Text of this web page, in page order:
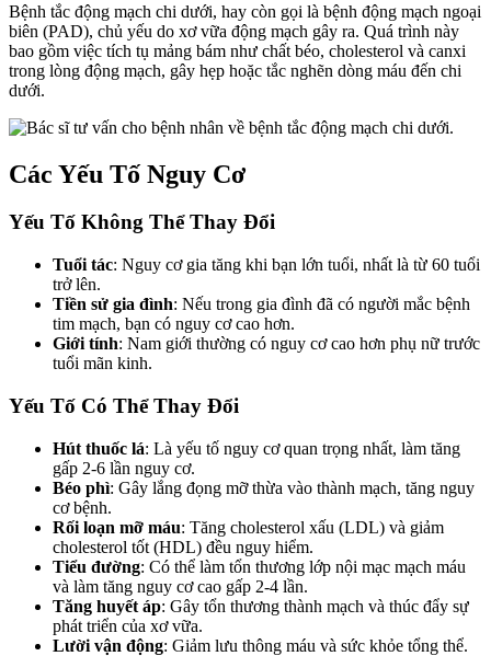
Bệnh tắc động mạch chi dưới, hay còn gọi là bệnh động mạch ngoại
biên (PAD), chủ yếu do xơ vữa động mạch gây ra. Quá trình này
bao gồm việc tích tụ mảng bám như chất béo, cholesterol và canxi
trong lòng động mạch, gây hẹp hoặc tắc nghẽn dòng máu đến chi
dưới.
Các Yếu Tố Nguy Cơ
Yếu Tố Không Thể Thay Đổi
Tuổi tác: Nguy cơ gia tăng khi bạn lớn tuổi, nhất là từ 60 tuổi
trở lên.
Tiền sử gia đình: Nếu trong gia đình đã có người mắc bệnh
tim mạch, bạn có nguy cơ cao hơn.
Giới tính: Nam giới thường có nguy cơ cao hơn phụ nữ trước
tuổi mãn kinh.
Yếu Tố Có Thể Thay Đổi
Hút thuốc lá: Là yếu tố nguy cơ quan trọng nhất, làm tăng
gấp 2-6 lần nguy cơ.
Béo phì: Gây lắng đọng mỡ thừa vào thành mạch, tăng nguy
cơ bệnh.
Rối loạn mỡ máu: Tăng cholesterol xấu (LDL) và giảm
cholesterol tốt (HDL) đều nguy hiểm.
Tiểu đường: Có thể làm tổn thương lớp nội mạc mạch máu
và làm tăng nguy cơ cao gấp 2-4 lần.
Tăng huyết áp: Gây tổn thương thành mạch và thúc đẩy sự
phát triển của xơ vữa.
Lười vận động: Giảm lưu thông máu và sức khỏe tổng thể.